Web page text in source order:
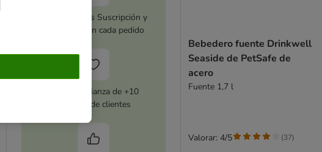
Activa zooplus Suscripción y
ahorra 5 % en cada pedido
Con la confianza de +10
millones de clientes
Bebedero fuente Drinkwell
Seaside de PetSafe de
acero
Fuente 1,7 l
Valorar: 4/5 (37)